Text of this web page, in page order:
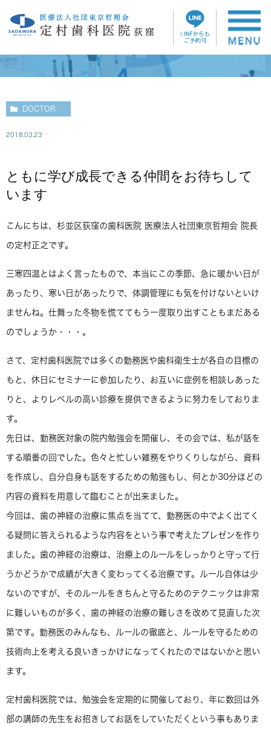
院長ブログ
DOCTOR
2018.03.23
ともに学び成長できる仲間をお待ちして
います
こんにちは、杉並区荻窪の歯科医院 医療法人社団東京哲翔会 院長
の定村正之です。
三寒四温とはよく言ったもので、本当にこの季節、急に暖かい日が
あったり、寒い日があったりで、体調管理にも気を付けないといけ
ませんね。仕舞った冬物を慌ててもう一度取り出すこともまだある
のでしょうか・・・。
さて、定村歯科医院では多くの勤務医や歯科衛生士が各自の目標の
もと、休日にセミナーに参加したり、お互いに症例を相談しあった
りと、よりレベルの高い診療を提供できるように努力をしておりま
す。
先日は、勤務医対象の院内勉強会を開催し、その会では、私が話を
する順番の回でした。色々と忙しい雑務をやりくりしながら、資料
を作成し、自分自身も話をするための勉強もし、何とか30分ほどの
内容の資料を用意して臨むことが出来ました。
今回は、歯の神経の治療に焦点を当てて、勤務医の中でよく出てく
る疑問に答えられるような内容をという事で考えたプレゼンを作り
ました。歯の神経の治療は、治療上のルールをしっかりと守って行
うかどうかで成績が大きく変わってくる治療です。ルール自体は少
ないのですが、そのルールをきちんと守るためのテクニックは非常
に難しいものが多く、歯の神経の治療の難しさを改めて見直した次
第です。勤務医のみんなも、ルールの徹底と、ルールを守るための
技術向上を考える良いきっかけになってくれたのではないかと思い
ます。
定村歯科医院では、勉強会を定期的に開催しており、年に数回は外
部の講師の先生をお招きしてお話をしていただくという事もありま